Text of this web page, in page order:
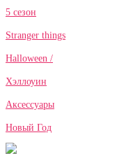
5 сезон
Stranger things
Halloween /
Хэллоуин
Аксессуары
Новый Год